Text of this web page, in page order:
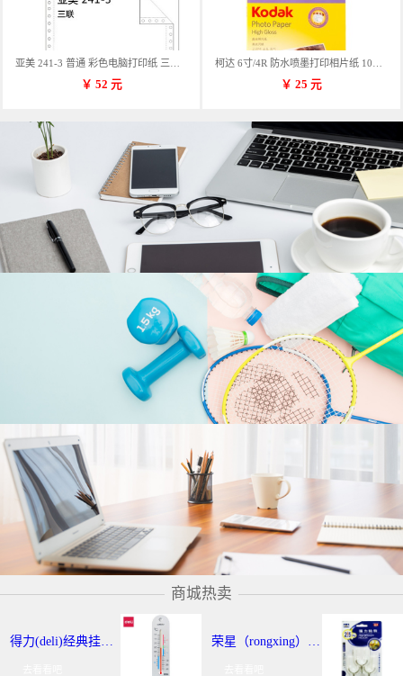
￥ 52 元 ￥ 25元
商城热卖
得力(deli)经典挂壁式温度计 个性化提示温湿度计 办公用品 9013 荣星（rongxing）RX-220 超强力粘钩/挂钩（2KG） 3个/卡